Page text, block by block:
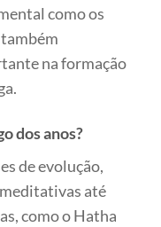
como os
na formação
dos anos?
de evolução,
até
como o Hatha